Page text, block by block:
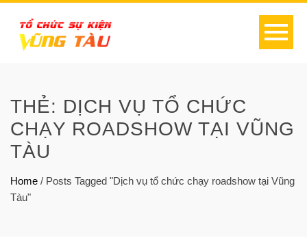
THẺ: DỊCH VỤ TỔ CHỨC
CHẠY ROADSHOW TẠI VŨNG
TÀU
Home / Posts Tagged "Dịch vụ tổ chức chạy roadshow tại Vũng
Tàu"